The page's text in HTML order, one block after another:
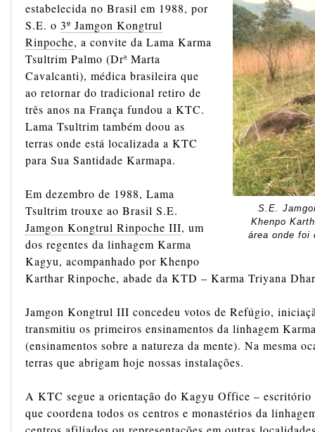
S.E.
Khenpo
área onde foi
estabelecida no Brasil em 1988, por
S.E. o 3º Jamgon Kongtrul
Rinpoche, a convite da Lama Karma
Tsultrim Palmo (Drª Marta
Cavalcanti), médica brasileira que
ao retornar do tradicional retiro de
três anos na França fundou a KTC.
Lama Tsultrim também doou as
terras onde está localizada a KTC
para Sua Santidade Karmapa.
Em dezembro de 1988, Lama
Tsultrim trouxe ao Brasil S.E.
Jamgon Kongtrul Rinpoche III, um
dos regentes da linhagem Karma
Kagyu, acompanhado por Khenpo
Karthar Rinpoche, abade da KTD – Karma Triyana
Jamgon Kongtrul III concedeu votos de Refúgio,
transmitiu os primeiros ensinamentos da linhagem
(ensinamentos sobre a natureza da mente). Na mesma
terras que abrigam hoje nossas instalações.
A KTC segue a orientação do Kagyu Office –
que coordena todos os centros e monastérios da